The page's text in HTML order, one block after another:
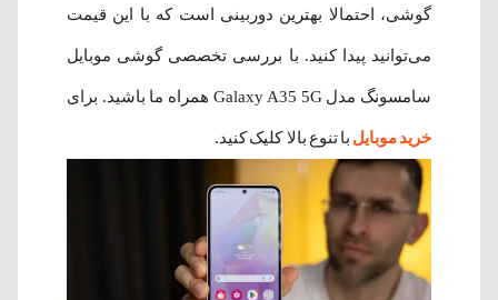
گوشی، احتمالا بهترین دوربینی است که با این قیمت
می‌توانید پیدا کنید. با بررسی تخصصی گوشی موبایل
سامسونگ مدل Galaxy A35 5G همراه ما باشید. برای
خرید موبایل با تنوع بالا کلیک کنید.